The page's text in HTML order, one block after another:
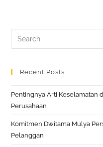
Search
this
Recent Posts
Pentingnya Arti Keselamatan
Perusahaan
Komitmen Dwitama Mulya
Pelanggan